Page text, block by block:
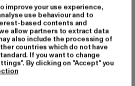
hihansuut, painatus
- Hoodies
improve your use experience,
use behaviour and to
based contents and
allow partners to extract data
also include the processing of
countries which do not have
If you want to change
By clicking on "Accept" you